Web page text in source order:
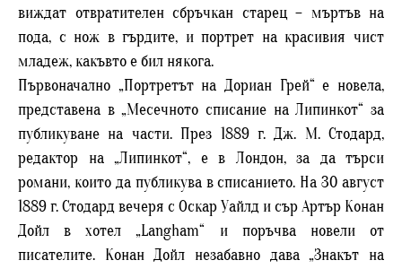
виждат отвратителен сбръчкан старец – мъртъв на
пода, с нож в гърдите, и портрет на красивия чист
младеж, какъвто е бил някога.
Първоначално „Портретът на Дориан Грей“ е новела,
представена в „Месечното списание на Липинкот“ за
публикуване на части. През 1889 г. Дж. М. Стодард,
редактор на „Липинкот“, е в Лондон, за да търси
романи, които да публикува в списанието. На 30 август
1889 г. Стодард вечеря с Оскар Уайлд и сър Артър Конан
Дойл в хотел „Langham“ и поръчва новели от
писателите. Конан Дойл незабавно дава „Знакът на